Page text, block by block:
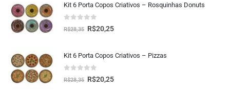
Kit 6 Porta Copos Criativos – Rosquinhas Donuts
fora de 5
R$28,35 R$20,25
Kit 6 Porta Copos Criativos – Pizzas
fora de 5
R$28,35 R$20,25